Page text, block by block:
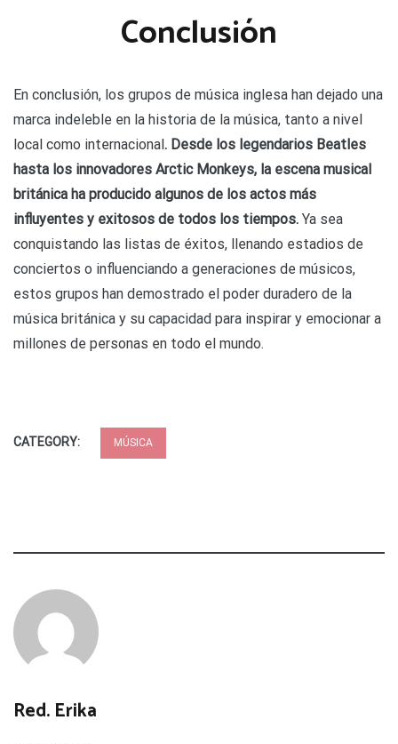
Conclusión
En conclusión, los grupos de música inglesa han dejado una
marca indeleble en la historia de la música, tanto a nivel
local como internacional . Desde los legendarios Beatles
hasta los innovadores Arctic Monkeys, la escena musical
británica ha producido algunos de los actos más
influyentes y exitosos de todos los tiempos. Ya sea
conquistando las listas de éxitos, llenando estadios de
conciertos o influenciando a generaciones de músicos,
estos grupos han demostrado el poder duradero de la
música británica y su capacidad para inspirar y emocionar a
millones de personas en todo el mundo.
CATEGORY: MÚSICA
Red. Erika